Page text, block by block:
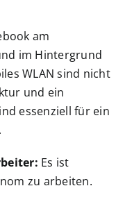
am
im Hintergrund
WLAN sind nicht
und ein
essenziell für ein
Es ist
zu arbeiten.